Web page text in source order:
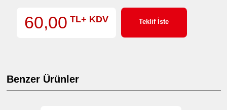
60,00 TL+ KDV Teklif İste
Benzer Ürünler